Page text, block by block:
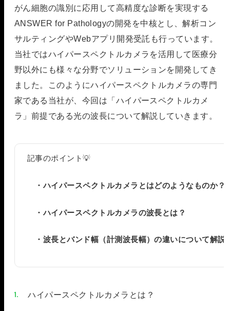
がん細胞の識別に応用して高精度な診断を実現する
ANSWER for Pathologyの開発を中核とし、解析コン
サルティングやWebアプリ開発受託も行っています。
当社ではハイパースペクトルカメラを活用して医療分
野以外にも様々な分野でソリューションを開発してき
ました。このようにハイパースペクトルカメラの専門
家である当社が、今回は「ハイパースペクトルカメ
ラ」前提である光の波長について解説していきます。
記事のポイント💡
・ハイパースペクトルカメラとはどのようなものか？
・ハイパースペクトルカメラの波長とは？
・波長とバンド幅（計測波長幅）の違いについて解説
ハイパースペクトルカメラとは？